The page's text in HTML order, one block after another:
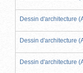
Dessin d'architecture
Dessin d'architecture
Dessin d'architecture